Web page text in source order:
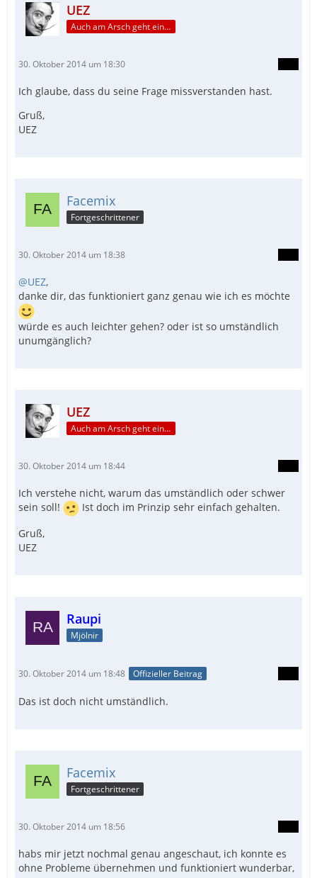
UEZ
Auch am Arsch geht ein Weg vorbei...
30. Oktober 2014 um 18:30
Ich glaube, dass du seine Frage missverstanden hast.
Gruß,
UEZ
Facemix
Fortgeschrittener
30. Oktober 2014 um 18:38
@UEZ,
danke dir, das funktioniert ganz genau wie ich es möchte
würde es auch leichter gehen? oder ist so umständlich
unumgänglich?
UEZ
Auch am Arsch geht ein Weg vorbei...
30. Oktober 2014 um 18:44
Ich verstehe nicht, warum das umständlich oder schwer
sein soll!
Ist doch im Prinzip sehr einfach gehalten.
Gruß,
UEZ
Raupi
Mjölnir
30. Oktober 2014 um 18:48 Offizieller Beitrag
Das ist doch nicht umständlich.
Facemix
Fortgeschrittener
30. Oktober 2014 um 18:56
habs mir jetzt nochmal genau angeschaut, ich konnte es
ohne Probleme übernehmen und funktioniert wunderbar,